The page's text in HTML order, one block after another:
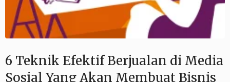
6 Teknik Efektif Berjualan di Media
Sosial Yang Akan Membuat Bisnis